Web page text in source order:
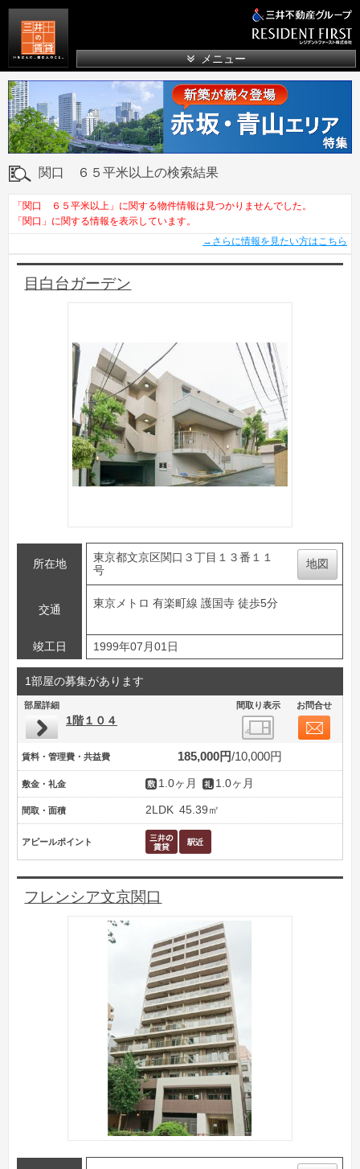
メニュー
関口 ６５平米以上の検索結果
「関口 ６５平米以上」に関する物件情報は見つかりませんでした。
「関口」に関する情報を表示しています。
→さらに情報を見たい方はこちら
目白台ガーデン
所在地
東京都文京区関口３丁目１３番１１
号
地図
交通
東京メトロ 有楽町線 護国寺 徒歩5分
竣工日 1999年07月01日
1部屋の募集があります
部屋詳細 間取り表示 お問合せ
1階１０４
賃料・管理費・共益費 185,000円 10,000円
敷金・礼金 1.0ヶ月 1.0ヶ月
間取・面積 2LDK 45.39㎡
アピールポイント
フレンシア文京関口